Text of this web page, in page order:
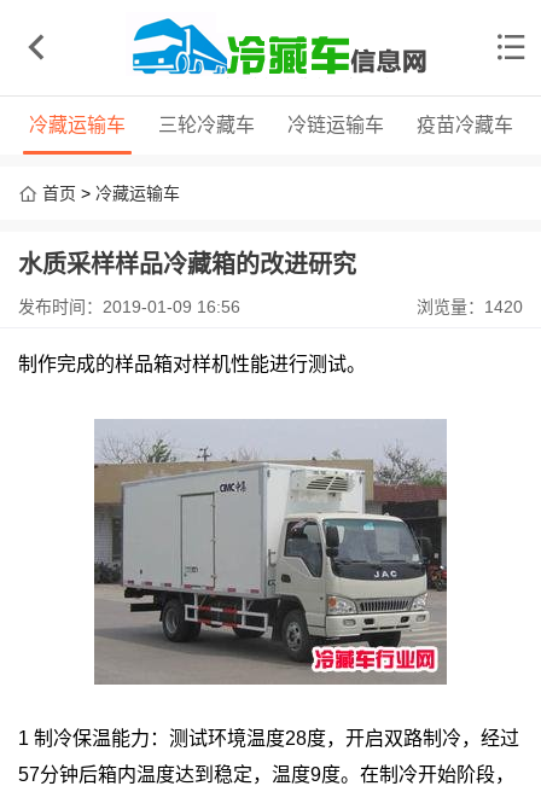
冷藏运输车 三轮冷藏车 冷链运输车 疫苗冷藏车
首页 > 冷藏运输车
水质采样样品冷藏箱的改进研究
发布时间：2019-01-09 16:56 浏览量：1420
制作完成的样品箱对样机性能进行测试。
1 制冷保温能力：测试环境温度28度，开启双路制冷，经过
57分钟后箱内温度达到稳定，温度9度。在制冷开始阶段，